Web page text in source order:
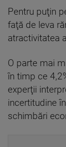
Pentru puţin
faţă de leva
atractivitatea
O parte mai
în timp ce
experţii
incertitudine
schimbări